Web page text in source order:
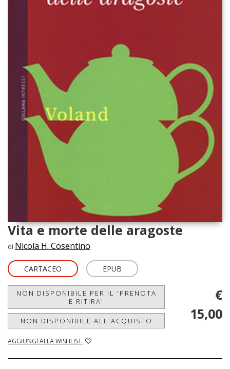
Vita e morte delle aragoste
di Nicola H. Cosentino
CARTACEO EPUB
NON DISPONIBILE PER IL 'PRENOTA
E RITIRA'
NON DISPONIBILE ALL'ACQUISTO
AGGIUNGI ALLA WISHLIST
€
15,00